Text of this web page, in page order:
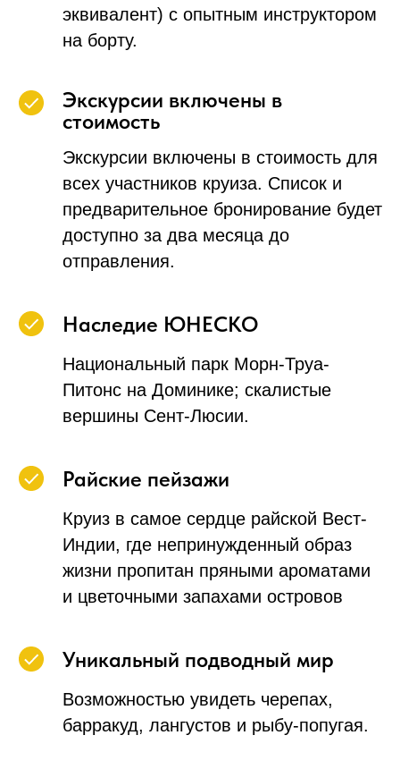
эквивалент) с опытным инструктором
на борту.
Экскурсии включены в
стоимость
Экскурсии включены в стоимость для
всех участников круиза. Список и
предварительное бронирование будет
доступно за два месяца до
отправления.
Наследие ЮНЕСКО
Национальный парк Морн-Труа-
Питонс на Доминике; скалистые
вершины Сент-Люсии.
Райские пейзажи
Круиз в самое сердце райской Вест-
Индии, где непринужденный образ
жизни пропитан пряными ароматами
и цветочными запахами островов
Уникальный подводный мир
Возможностью увидеть черепах,
барракуд, лангустов и рыбу-попугая.